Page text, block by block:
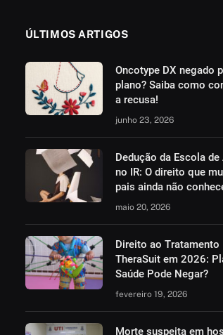
ÚLTIMOS ARTIGOS
Oncotype DX negado
plano? Saiba como
a recusa!
junho 23, 2026
Dedução da Escola
no IR: O direito que
pais ainda não
maio 20, 2026
Direito ao Tratamento
TheraSuit em 2026:
Saúde Pode Negar?
fevereiro 19, 2026
Morte suspeita em